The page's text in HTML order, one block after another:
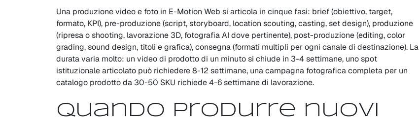
Una produzione video e foto in E-Motion Web si articola in cinque fasi: brief (obiettivo, target,
formato, KPI), pre-produzione (script, storyboard, location scouting, casting, set design), produzione
(ripresa o shooting, lavorazione 3D, fotografia AI dove pertinente), post-produzione (editing, color
grading, sound design, titoli e grafica), consegna (formati multipli per ogni canale di destinazione). La
durata varia molto: un video di prodotto di un minuto si chiude in 3-4 settimane, uno spot
istituzionale articolato può richiedere 8-12 settimane, una campagna fotografica completa per un
catalogo prodotto da 30-50 SKU richiede 4-6 settimane di lavorazione.
Quando produrre nuovi